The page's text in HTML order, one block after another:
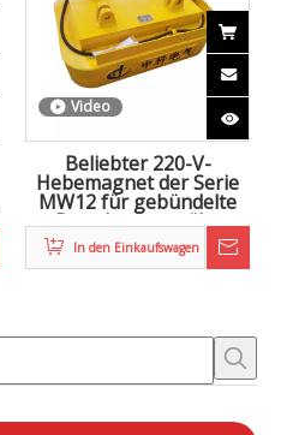
Video
Beliebter 220-V-
Hebemagnet der Serie
MW12 für gebündelte
Bewehrungsstäbe
In den Einkaufswagen